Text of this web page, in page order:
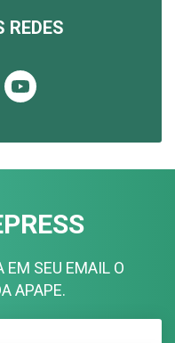
REDES
EM SEU EMAIL O
APAPE.